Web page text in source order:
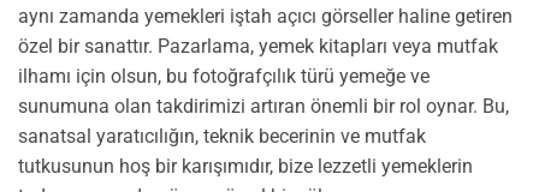
aynı zamanda yemekleri iştah açıcı görseller haline getiren
özel bir sanattır. Pazarlama, yemek kitapları veya mutfak
ilhamı için olsun, bu fotoğrafçılık türü yemeğe ve
sunumuna olan takdirimizi artıran önemli bir rol oynar. Bu,
sanatsal yaratıcılığın, teknik becerinin ve mutfak
tutkusunun hoş bir karışımıdır, bize lezzetli yemeklerin